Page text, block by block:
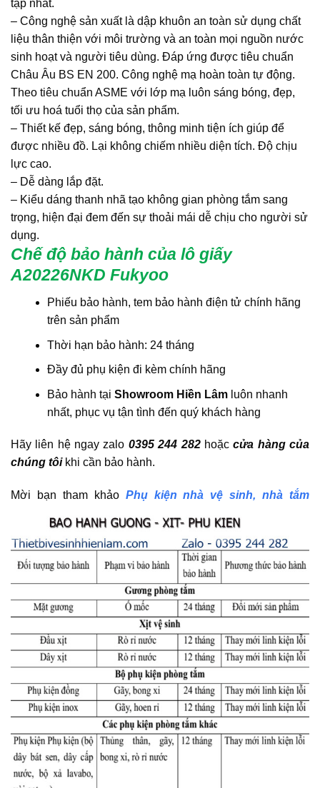
tạp nhất.
– Công nghệ sản xuất là dập khuôn an toàn sử dụng chất
liệu thân thiện với môi trường và an toàn mọi nguồn nước
sinh hoạt và người tiêu dùng. Đáp ứng được tiêu chuẩn
Châu Âu BS EN 200. Công nghệ mạ hoàn toàn tự động.
Theo tiêu chuẩn ASME với lớp mạ luôn sáng bóng, đẹp,
tối ưu hoá tuổi thọ của sản phẩm.
– Thiết kế đẹp, sáng bóng, thông minh tiện ích giúp để
được nhiều đồ. Lại không chiếm nhiều diện tích. Độ chịu
lực cao.
– Dễ dàng lắp đặt.
– Kiểu dáng thanh nhã tạo không gian phòng tắm sang
trọng, hiện đại đem đến sự thoải mái dễ chịu cho người sử
dụng.
Chế độ bảo hành của lô giấy
A20226NKD Fukyoo
Phiếu bảo hành, tem bảo hành điện tử chính hãng
trên sản phẩm
Thời hạn bảo hành: 24 tháng
Đầy đủ phụ kiện đi kèm chính hãng
Bảo hành tại Showroom Hiền Lâmluôn nhanh
nhất, phục vụ tận tình đến quý khách hàng
Hãy liên hệ ngay zalo 0395 244 282hoặccửa hàng của
chúng tôikhi cần bảo hành.
Mời bạn tham khảo Phụ kiện nhà vệ sinh, nhà tắm